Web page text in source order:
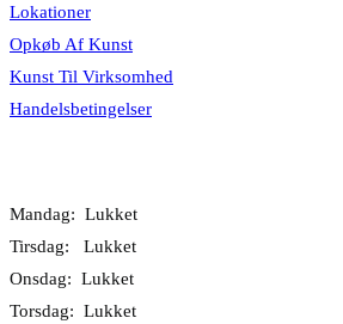
Lokationer
Opkøb Af Kunst
Kunst Til Virksomhed
Handelsbetingelser
Mandag: Lukket
Tirsdag: Lukket
Onsdag: Lukket
Torsdag: Lukket